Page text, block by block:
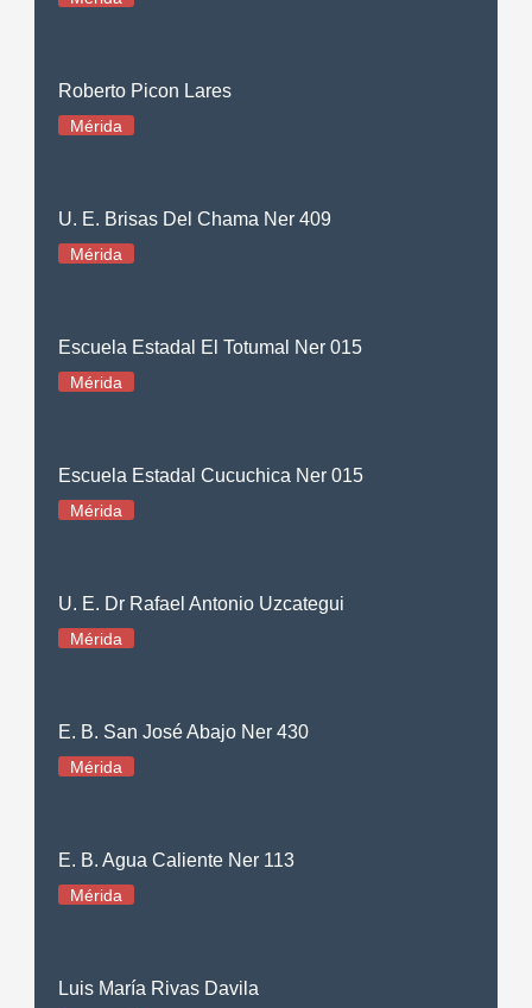
Roberto Picon Lares
Mérida
U. E. Brisas Del Chama Ner 409
Mérida
Escuela Estadal El Totumal Ner 015
Mérida
Escuela Estadal Cucuchica Ner 015
Mérida
U. E. Dr Rafael Antonio Uzcategui
Mérida
E. B. San José Abajo Ner 430
Mérida
E. B. Agua Caliente Ner 113
Mérida
Luis María Rivas Davila